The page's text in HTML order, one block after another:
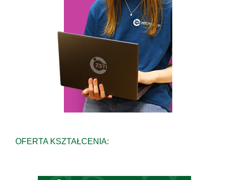
OFERTA KSZTAŁCENIA: